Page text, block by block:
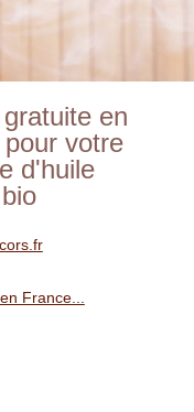
en
votre
d'huile
France...